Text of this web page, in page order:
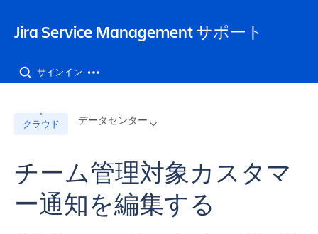
Jira Service Management サポート
サインイン
クラウド データセンター
チーム管理対象カスタマ
ー通知を編集する